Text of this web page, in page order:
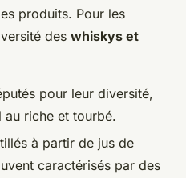
produits. Pour les
des whiskys et
pour leur diversité,
riche et tourbé.
à partir de jus de
caractérisés par des